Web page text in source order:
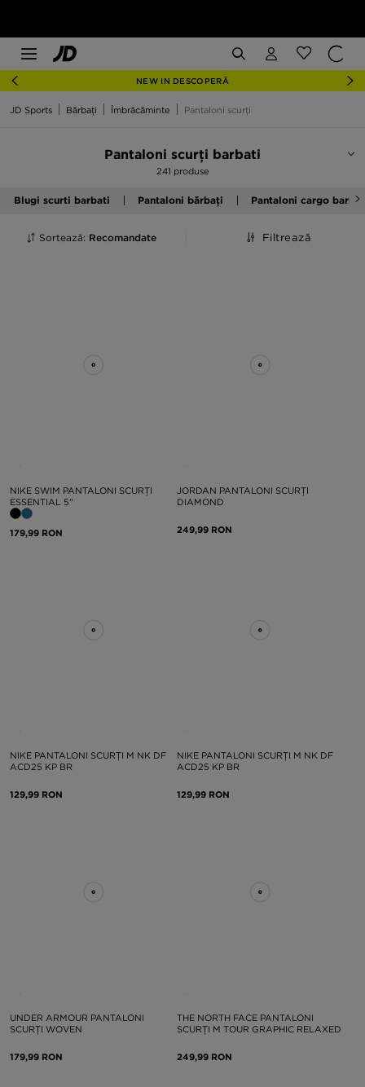
NEW IN DESCOPERĂ
JD Sports Bărbați Îmbrăcăminte Pantaloni scurți
Pantaloni scurți barbati
241 produse
Blugi scurti barbati Pantaloni bărbați Pantaloni cargo
Sortează: Recomandate Filtrează
NIKE SWIM PANTALONI SCURȚI
ESSENTIAL 5"
179,99 RON
JORDAN PANTALONI SCURȚI
DIAMOND
249,99 RON
NIKE PANTALONI SCURȚI M NK DF
ACD25 KP BR
129,99 RON
NIKE PANTALONI SCURȚI M NK DF
ACD25 KP BR
129,99 RON
UNDER ARMOUR PANTALONI
SCURȚI WOVEN
179,99 RON
THE NORTH FACE PANTALONI
SCURȚI M TOUR GRAPHIC RELAXED
249,99 RON